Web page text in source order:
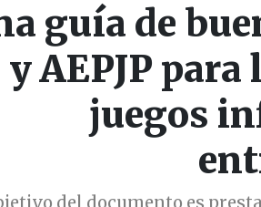
guía de
y AEPJP
juegos